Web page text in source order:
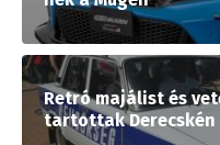
Retró majálist és
tartottak Derecskén